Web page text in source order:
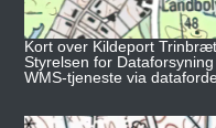
Kort over Kildeport
Styrelsen for
WMS-tjeneste via